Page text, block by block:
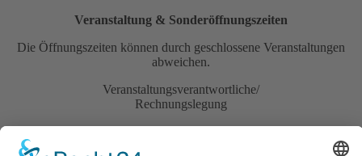
Veranstaltung & Sonderöffnungszeiten
Die Öffnungszeiten können durch geschlossene Veranstaltungen
abweichen.
Veranstaltungsverantwortliche/
Rechnungslegung